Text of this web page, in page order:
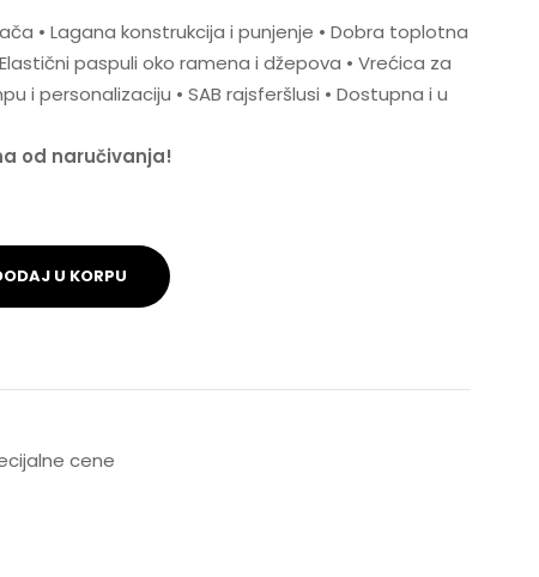
• Lagana konstrukcija i punjenje • Dobra toplotna
paspuli oko ramena i džepova • Vrećica za
i personalizaciju • SAB rajsferšlusi • Dostupna i u
od naručivanja!
U KORPU
cene